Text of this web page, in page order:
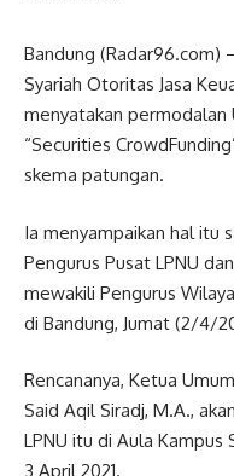
Bandung (Radar96.com)
Syariah Otoritas Jasa
menyatakan permodalan
“Securities
skema patungan.
Ia menyampaikan hal itu
Pengurus Pusat LPNU
mewakili Pengurus
di Bandung, Jumat (2/4/
Rencananya, Ketua
Said Aqil Siradj, M.A.,
LPNU itu di Aula Kampus
3 April 2021.